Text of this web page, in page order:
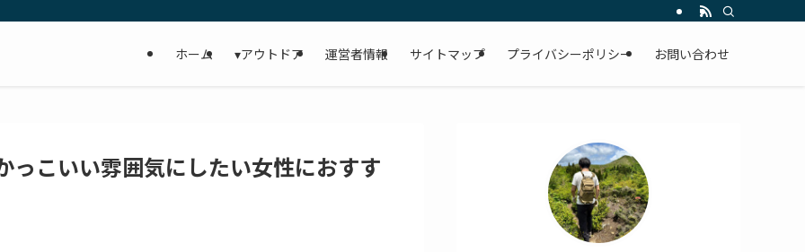
ホーム ▾アウトドア 運営者情報 サイトマップ プライバシーポリシー お問い合わせ
っこいい雰囲気にしたい女性におすす